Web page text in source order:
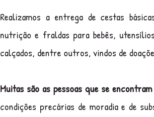
Realizamos a entrega de cestas
nutrição e fraldas para bebês,
calçados, dentre outros, vindos de
Muitas são as pessoas que se
condições precárias de moradia e de